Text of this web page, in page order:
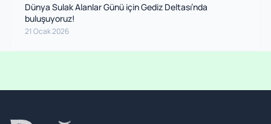
Dünya Sulak Alanlar Günü için Gediz Deltası’nda
buluşuyoruz!
21 Ocak 2026